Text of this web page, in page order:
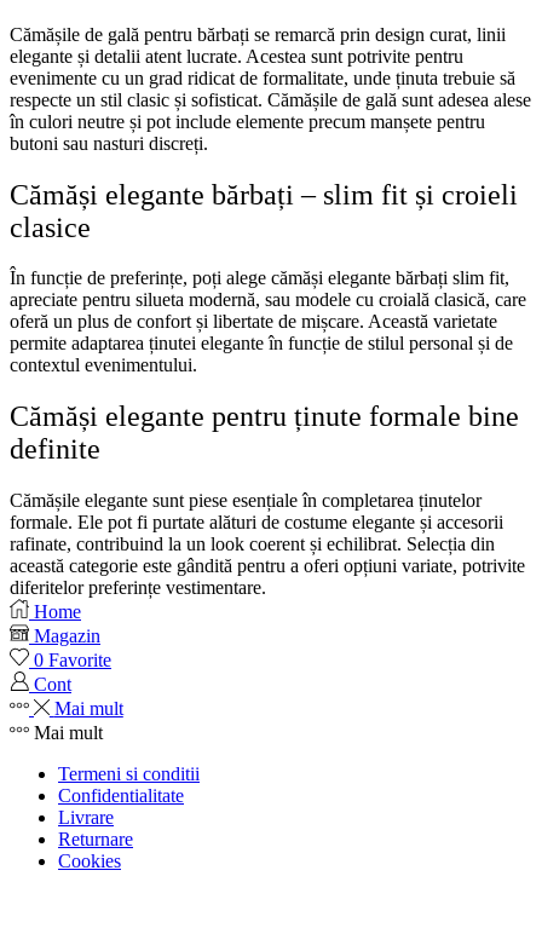
Cămășile de gală pentru bărbați se remarcă prin design curat, linii
elegante și detalii atent lucrate. Acestea sunt potrivite pentru
evenimente cu un grad ridicat de formalitate, unde ținuta trebuie să
respecte un stil clasic și sofisticat. Cămășile de gală sunt adesea alese
în culori neutre și pot include elemente precum manșete pentru
butoni sau nasturi discreți.
Cămăși elegante bărbați – slim fit și croieli
clasice
În funcție de preferințe, poți alege cămăși elegante bărbați slim fit,
apreciate pentru silueta modernă, sau modele cu croială clasică, care
oferă un plus de confort și libertate de mișcare. Această varietate
permite adaptarea ținutei elegante în funcție de stilul personal și de
contextul evenimentului.
Cămăși elegante pentru ținute formale bine
definite
Cămășile elegante sunt piese esențiale în completarea ținutelor
formale. Ele pot fi purtate alături de costume elegante și accesorii
rafinate, contribuind la un look coerent și echilibrat. Selecția din
această categorie este gândită pentru a oferi opțiuni variate, potrivite
diferitelor preferințe vestimentare.
Home
Magazin
0 Favorite
Cont
Mai mult
Mai mult
Termeni si conditii
Confidentialitate
Livrare
Returnare
Cookies